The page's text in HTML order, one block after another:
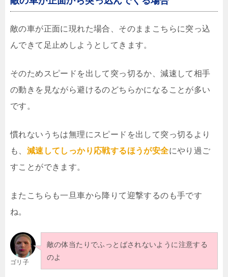
敵の車が正面に現れた場合、そのままこちらに突っ込
んできて足止めしようとしてきます。
そのためスピードを出して突っ切るか、減速して相手
の動きを見ながら避けるのどちらかになることが多い
です。
慣れないうちは無理にスピードを出して突っ切るより
も、 減速してしっかり応戦するほうが安全にやり過ご
すことができます。
またこちらも一旦車から降りて迎撃するのも手です
ね。
ゴリ子
敵の体当たりでふっとばされないように注意する
のよ